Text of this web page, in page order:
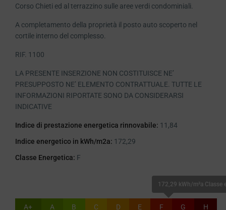
Corso Chieti ed al terrazzino sulle aree verdi condominiali.
A completamento della proprietà il posto auto scoperto nel
cortile interno del complesso.
RIF. 1100
LA PRESENTE INSERZIONE NON COSTITUISCE NE’
PRESUPPOSTO NE’ ELEMENTO CONTRATTUALE. TUTTE LE
INFORMAZIONI RIPORTATE SONO DA CONSIDERARSI
INDICATIVE
Indice di prestazione energetica rinnovabile: 11,84
Indice energetico in kWh/m2a: 172,29
Classe Energetica: F
A+ A B C D E
172,29 kWh/m²a Classe
F G H